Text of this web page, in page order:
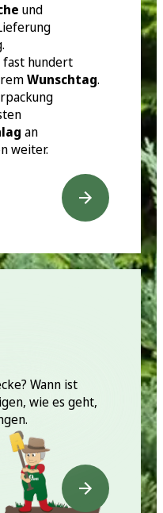
und
hundert
Wunschtag.
an
weiter.
Wann ist
wie es geht,